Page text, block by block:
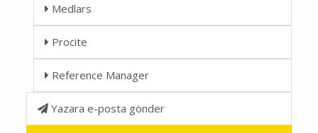
Medlars
Procite
Reference Manager
Yazara e-posta gönder